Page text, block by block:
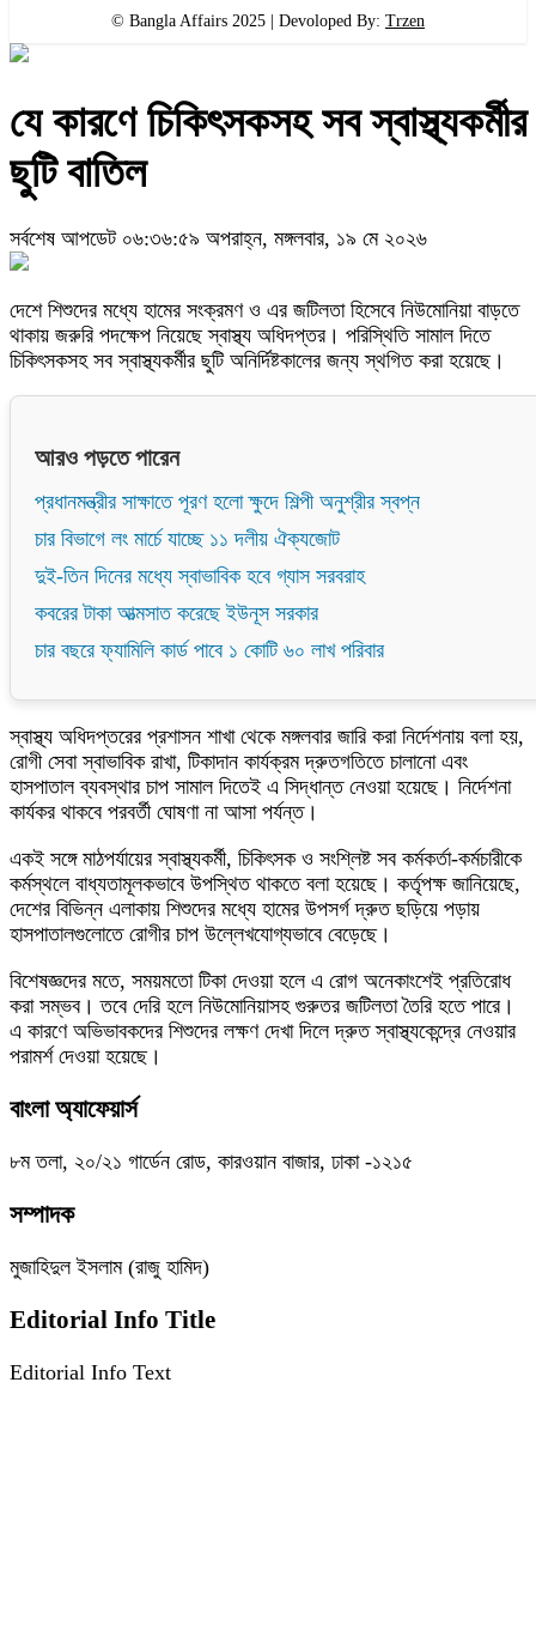
© Bangla Affairs 2025 | Devoloped By: Trzen
যে কারণে চিকিৎসকসহ সব স্বাস্থ্যকর্মীর
ছুটি বাতিল
সর্বশেষ আপডেট ০৬:৩৬:৫৯ অপরাহ্ন, মঙ্গলবার, ১৯ মে ২০২৬
দেশে শিশুদের মধ্যে হামের সংক্রমণ ও এর জটিলতা হিসেবে নিউমোনিয়া বাড়তে
থাকায় জরুরি পদক্ষেপ নিয়েছে স্বাস্থ্য অধিদপ্তর। পরিস্থিতি সামাল দিতে
চিকিৎসকসহ সব স্বাস্থ্যকর্মীর ছুটি অনির্দিষ্টকালের জন্য স্থগিত করা হয়েছে।
আরও পড়তে পারেন
প্রধানমন্ত্রীর সাক্ষাতে পূরণ হলো ক্ষুদে শিল্পী অনুশ্রীর স্বপ্ন
চার বিভাগে লং মার্চে যাচ্ছে ১১ দলীয় ঐক্যজোট
দুই-তিন দিনের মধ্যে স্বাভাবিক হবে গ্যাস সরবরাহ
কবরের টাকা আত্মসাত করেছে ইউনূস সরকার
চার বছরে ফ্যামিলি কার্ড পাবে ১ কোটি ৬০ লাখ পরিবার
স্বাস্থ্য অধিদপ্তরের প্রশাসন শাখা থেকে মঙ্গলবার জারি করা নির্দেশনায় বলা হয়,
রোগী সেবা স্বাভাবিক রাখা, টিকাদান কার্যক্রম দ্রুতগতিতে চালানো এবং
হাসপাতাল ব্যবস্থার চাপ সামাল দিতেই এ সিদ্ধান্ত নেওয়া হয়েছে। নির্দেশনা
কার্যকর থাকবে পরবর্তী ঘোষণা না আসা পর্যন্ত।
একই সঙ্গে মাঠপর্যায়ের স্বাস্থ্যকর্মী, চিকিৎসক ও সংশ্লিষ্ট সব কর্মকর্তা-কর্মচারীকে
কর্মস্থলে বাধ্যতামূলকভাবে উপস্থিত থাকতে বলা হয়েছে। কর্তৃপক্ষ জানিয়েছে,
দেশের বিভিন্ন এলাকায় শিশুদের মধ্যে হামের উপসর্গ দ্রুত ছড়িয়ে পড়ায়
হাসপাতালগুলোতে রোগীর চাপ উল্লেখযোগ্যভাবে বেড়েছে।
বিশেষজ্ঞদের মতে, সময়মতো টিকা দেওয়া হলে এ রোগ অনেকাংশেই প্রতিরোধ
করা সম্ভব। তবে দেরি হলে নিউমোনিয়াসহ গুরুতর জটিলতা তৈরি হতে পারে।
এ কারণে অভিভাবকদের শিশুদের লক্ষণ দেখা দিলে দ্রুত স্বাস্থ্যকেন্দ্রে নেওয়ার
পরামর্শ দেওয়া হয়েছে।
বাংলা অ্যাফেয়ার্স
৮ম তলা, ২০/২১ গার্ডেন রোড, কারওয়ান বাজার, ঢাকা -১২১৫
সম্পাদক
মুজাহিদুল ইসলাম (রাজু হামিদ)
Editorial Info Title
Editorial Info Text